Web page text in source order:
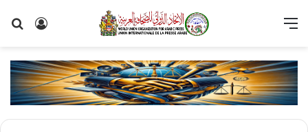
تسجيل
القائمة